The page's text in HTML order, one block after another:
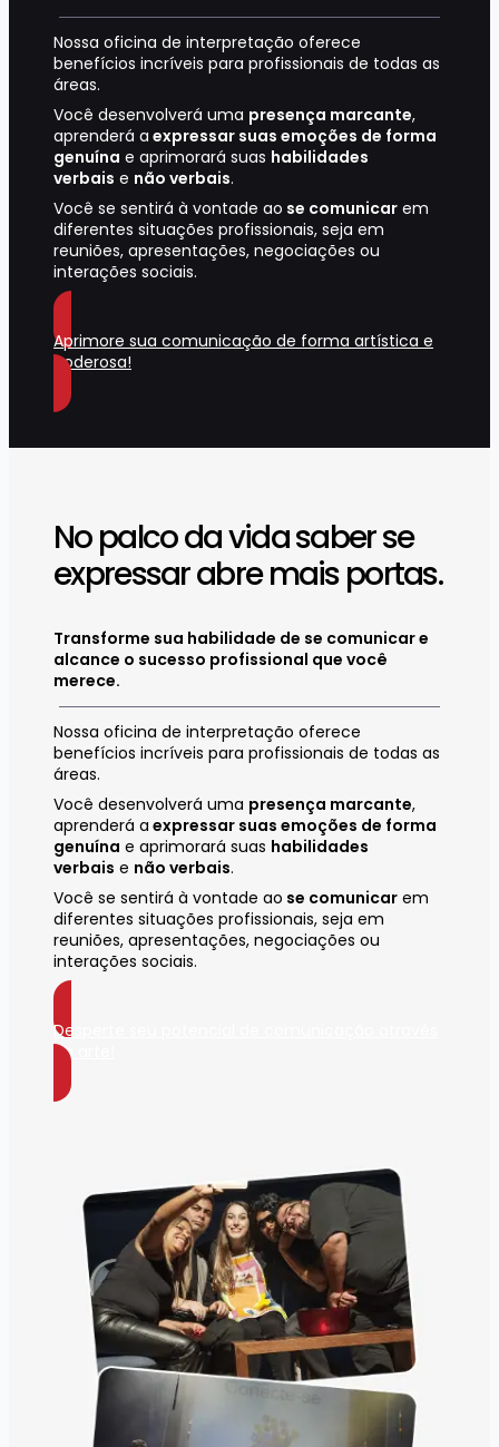
Nossa oficina de interpretação oferece
benefícios incríveis para profissionais de todas as
áreas.
Você desenvolverá uma presença marcante,
aprenderá a expressar suas emoções de forma
genuína e aprimorará suas habilidades
verbais e não verbais.
Você se sentirá à vontade ao se comunicar em
diferentes situações profissionais, seja em
reuniões, apresentações, negociações ou
interações sociais.
Aprimore sua comunicação de forma artística e
poderosa!
No palco da vida saber se
expressar abre mais portas.​
Transforme sua habilidade de se comunicar e
alcance o sucesso profissional que você
merece.
Nossa oficina de interpretação oferece
benefícios incríveis para profissionais de todas as
áreas.
Você desenvolverá uma presença marcante,
aprenderá a expressar suas emoções de forma
genuína e aprimorará suas habilidades
verbais e não verbais.
Você se sentirá à vontade ao se comunicar em
diferentes situações profissionais, seja em
reuniões, apresentações, negociações ou
interações sociais.
Desperte seu potencial de comunicação através
da arte!